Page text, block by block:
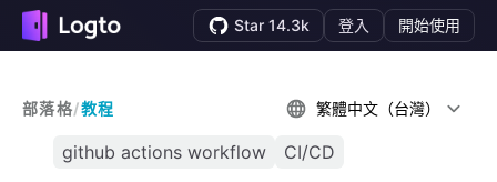
Star 14.3k 登入 開始使用
部落格/教程 繁體中文（台灣）
github actions workflow CI/CD